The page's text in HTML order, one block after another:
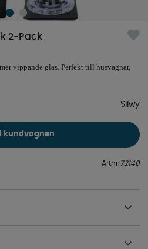
2-Pack
vippande glas. Perfekt till husvagnar,
Silwy
i kundvagnen
Artnr: 72140